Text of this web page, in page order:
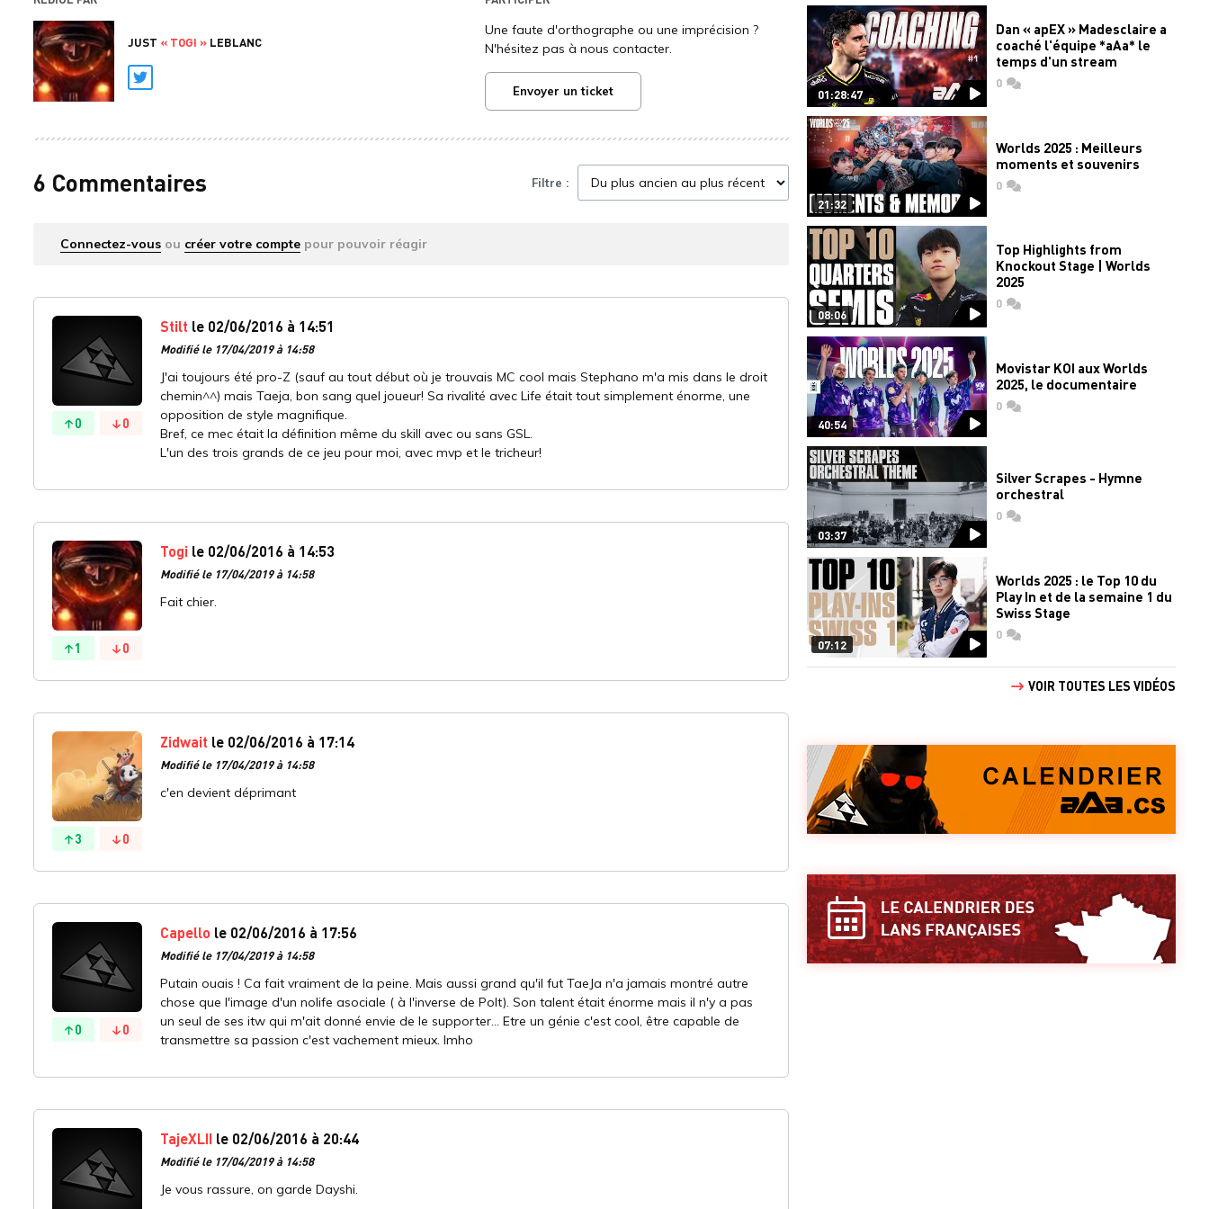
JUST « TOGI » LEBLANC
Twitter
Une faute d'orthographe ou une imprécision ?
N'hésitez pas à nous contacter.
Envoyer un ticket
6 Commentaires Filtre :
Connectez-vous ou créer votre compte pour pouvoir réagir
0 0
Stilt le 02/06/2016 à 14:51
Modifié le 17/04/2019 à 14:58
J'ai toujours été pro-Z (sauf au tout début où je trouvais MC cool mais Stephano m'a mis dans le droit
chemin^^) mais Taeja, bon sang quel joueur! Sa rivalité avec Life était tout simplement énorme, une
opposition de style magnifique.
Bref, ce mec était la définition même du skill avec ou sans GSL.
L'un des trois grands de ce jeu pour moi, avec mvp et le tricheur!
1 0
Togi le 02/06/2016 à 14:53
Modifié le 17/04/2019 à 14:58
Fait chier.
3 0
Zidwait le 02/06/2016 à 17:14
Modifié le 17/04/2019 à 14:58
c'en devient déprimant
0 0
Capello le 02/06/2016 à 17:56
Modifié le 17/04/2019 à 14:58
Putain ouais ! Ca fait vraiment de la peine. Mais aussi grand qu'il fut TaeJa n'a jamais montré autre
chose que l'image d'un nolife asociale ( à l'inverse de Polt). Son talent était énorme mais il n'y a pas
un seul de ses itw qui m'ait donné envie de le supporter... Etre un génie c'est cool, être capable de
transmettre sa passion c'est vachement mieux. Imho
TajeXLII le 02/06/2016 à 20:44
Modifié le 17/04/2019 à 14:58
Je vous rassure, on garde Dayshi.
01:28:47
Dan « apEX » Madesclaire a
coaché l'équipe *aAa* le
temps d'un stream
0commentaires
21:32
Worlds 2025 : Meilleurs
moments et souvenirs
0commentaires
08:06
Top Highlights from
Knockout Stage | Worlds
2025
0commentaires
40:54
Movistar KOI aux Worlds
2025, le documentaire
0commentaires
03:37
Silver Scrapes - Hymne
orchestral
0commentaires
07:12
Worlds 2025 : le Top 10 du
Play In et de la semaine 1 du
Swiss Stage
0commentaires
VOIR TOUTES LES VIDÉOS